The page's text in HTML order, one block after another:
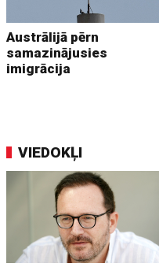
Austrālijā pērn
samazinājusies
imigrācija
VIEDOKĻI